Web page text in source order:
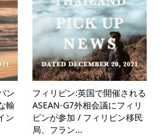
ン
輸
ン
フィリピン:英国で開催される
ASEAN-G7外相会議にフィリ
ピンが参加 / フィリピン移民
局、フラン...